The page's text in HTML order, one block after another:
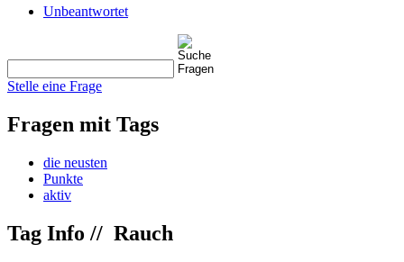
Unbeantwortet
Stelle eine Frage
Fragen mit Tags
die neusten
Punkte
aktiv
Tag Info // Rauch